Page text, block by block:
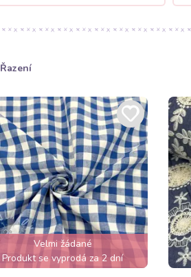
Řazení
Velmi žádané
Produkt se vyprodá za 2 dní